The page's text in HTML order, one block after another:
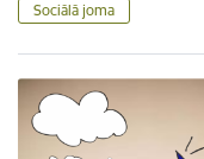
Sociālā joma